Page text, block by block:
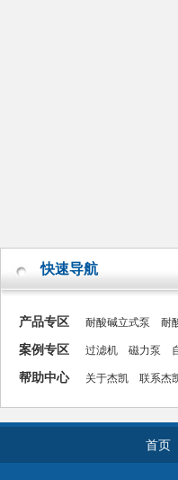
快速导航
产品专区 耐酸碱立式泵 耐
案例专区 过滤机 磁力泵
帮助中心 关于杰凯 联系杰
首页